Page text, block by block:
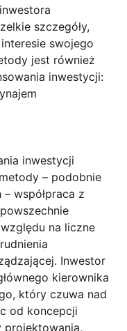
szczegóły,
swojego
jest również
inwestycji:
inwestycji
– podobnie
współpraca z
na liczne
Inwestor
kierownika
który czuwa nad
od koncepcji